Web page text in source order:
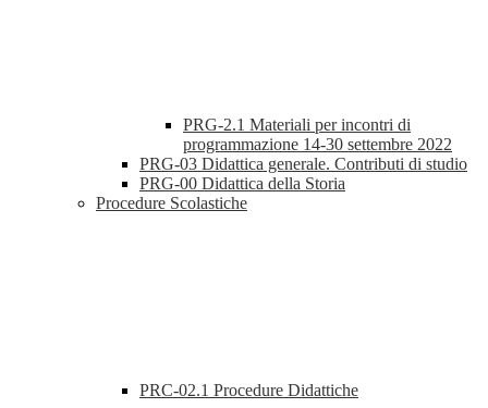
PRG-2.1 Materiali per incontri di
programmazione 14-30 settembre 2022
PRG-03 Didattica generale. Contributi di studio
PRG-00 Didattica della Storia
Procedure Scolastiche
PRC-02.1 Procedure Didattiche